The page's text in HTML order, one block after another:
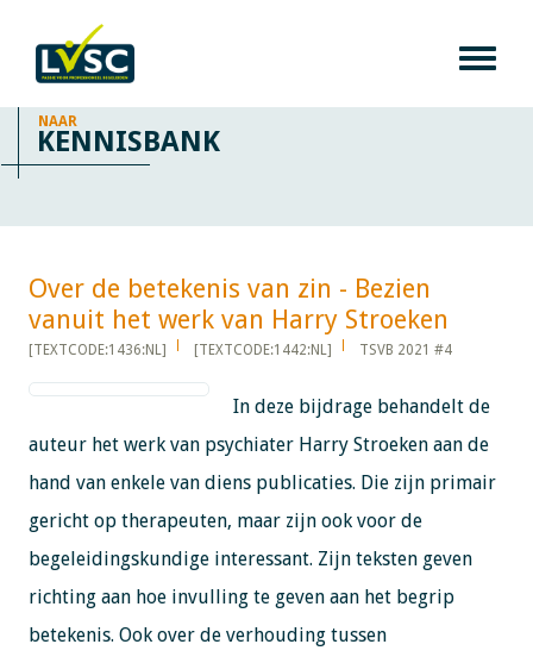
NAAR
KENNISBANK
Over de betekenis van zin - Bezien
vanuit het werk van Harry Stroeken​​​​​​
[TEXTCODE:1436:NL] [TEXTCODE:1442:NL] TSVB 2021 #4
In deze bijdrage behandelt de
auteur het werk van psychiater Harry Stroeken aan de
hand van enkele van diens publicaties. Die zijn primair
gericht op therapeuten, maar zijn ook voor de
begeleidingskundige interessant. Zijn teksten geven
richting aan hoe invulling te geven aan het begrip
betekenis. Ook over de verhouding tussen